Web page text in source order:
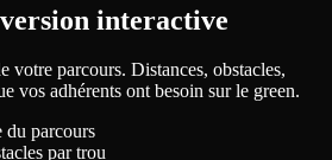
interactive
votre parcours. Distances, obstacles,
vos adhérents ont besoin sur le green.
du parcours
par trou